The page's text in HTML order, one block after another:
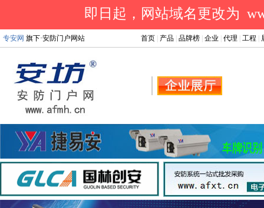
即日起，网站域名更改为
专安网 旗下·安防门户网站 首页 产品 品牌榜 企业 代理 工程